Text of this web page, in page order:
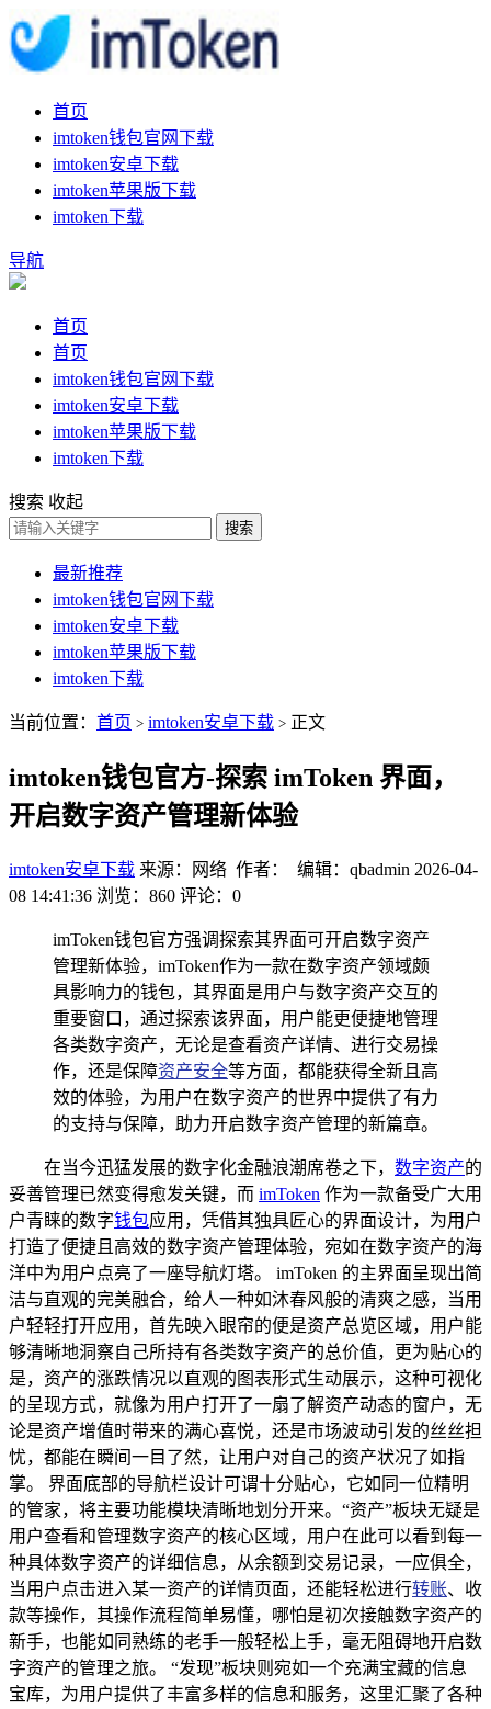
首页
imtoken钱包官网下载
imtoken安卓下载
imtoken苹果版下载
imtoken下载
导航
首页
首页
imtoken钱包官网下载
imtoken安卓下载
imtoken苹果版下载
imtoken下载
搜索 收起
搜索
最新推荐
imtoken钱包官网下载
imtoken安卓下载
imtoken苹果版下载
imtoken下载
当前位置： 首页 > imtoken安卓下载 > 正文
imtoken钱包官方-探索 imToken 界面，
开启数字资产管理新体验
imtoken安卓下载 来源：网络 作者： 编辑：qbadmin 2026-04-
08 14:41:36 浏览：860 评论：0
imToken钱包官方强调探索其界面可开启数字资产
管理新体验，imToken作为一款在数字资产领域颇
具影响力的钱包，其界面是用户与数字资产交互的
重要窗口，通过探索该界面，用户能更便捷地管理
各类数字资产，无论是查看资产详情、进行交易操
作，还是保障资产安全等方面，都能获得全新且高
效的体验，为用户在数字资产的世界中提供了有力
的支持与保障，助力开启数字资产管理的新篇章。
在当今迅猛发展的数字化金融浪潮席卷之下， 数字资产的
妥善管理已然变得愈发关键，而 imToken 作为一款备受广大用
户青睐的数字钱包应用，凭借其独具匠心的界面设计，为用户
打造了便捷且高效的数字资产管理体验，宛如在数字资产的海
洋中为用户点亮了一座导航灯塔。 imToken 的主界面呈现出简
洁与直观的完美融合，给人一种如沐春风般的清爽之感，当用
户轻轻打开应用，首先映入眼帘的便是资产总览区域，用户能
够清晰地洞察自己所持有各类数字资产的总价值，更为贴心的
是，资产的涨跌情况以直观的图表形式生动展示，这种可视化
的呈现方式，就像为用户打开了一扇了解资产动态的窗户，无
论是资产增值时带来的满心喜悦，还是市场波动引发的丝丝担
忧，都能在瞬间一目了然，让用户对自己的资产状况了如指
掌。 界面底部的导航栏设计可谓十分贴心，它如同一位精明
的管家，将主要功能模块清晰地划分开来。“资产”板块无疑是
用户查看和管理数字资产的核心区域，用户在此可以看到每一
种具体数字资产的详细信息，从余额到交易记录，一应俱全，
当用户点击进入某一资产的详情页面，还能轻松进行转账、收
款等操作，其操作流程简单易懂，哪怕是初次接触数字资产的
新手，也能如同熟练的老手一般轻松上手，毫无阻碍地开启数
字资产的管理之旅。 “发现”板块则宛如一个充满宝藏的信息
宝库，为用户提供了丰富多样的信息和服务，这里汇聚了各种